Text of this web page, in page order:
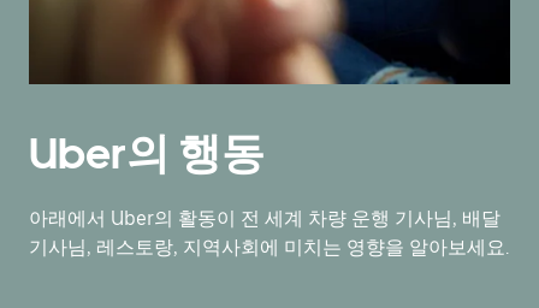
Uber의 행동
아래에서 Uber의 활동이 전 세계 차량 운행 기사님, 배달
기사님, 레스토랑, 지역사회에 미치는 영향을 알아보세요.